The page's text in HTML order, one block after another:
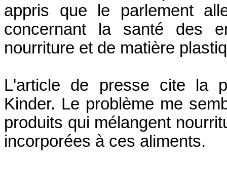
appris que le parlement
concernant la santé des
nourriture et de matière
L'article de presse cite la
Kinder. Le problème me
produits qui mélangent
incorporées à ces aliments.